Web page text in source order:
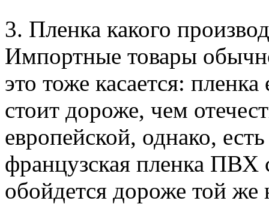
3. Пленка какого
Импортные товары
это тоже касается:
стоит дороже, чем
европейской, однако,
французская пленка ПВХ
обойдется дороже той же